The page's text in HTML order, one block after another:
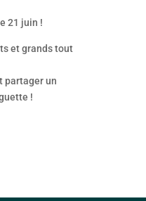
21 juin !
et grands tout
partager un
!